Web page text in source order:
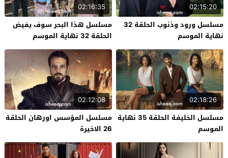
02:15:20
مسلسل ورود وذنوب الحلقة 32
نهاية الموسم
02:16:35
مسلسل هذا البحر سوف يفيض
الحلقة 32 نهاية الموسم
02:18:26
مسلسل الخليفة الحلقة 35 نهاية
الموسم
02:12:08
مسلسل المؤسس اورهان الحلقة
26 الاخيرة